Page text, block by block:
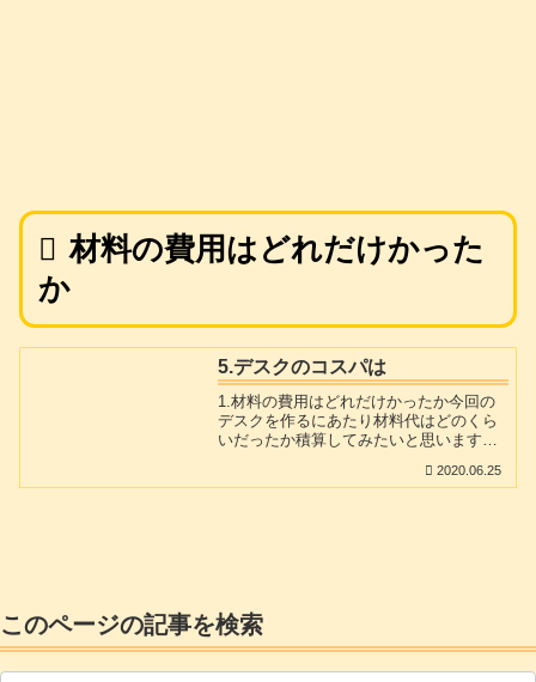
材料の費用はどれだけかった
か
5.デスクのコスパは
1.材料の費用はどれだけかったか今回の
デスクを作るにあたり材料代はどのくら
いだったか積算してみたいと思います。
がある意味、超大判のオーダーデスク
算から除外しました。以前からあって少
量しか使用しなかった接着剤や工具につ
いても除外しました。ペンキや木部コー
ティング剤、鬼目ナット他あまったもの
2020.06.25
このページの記事を検索